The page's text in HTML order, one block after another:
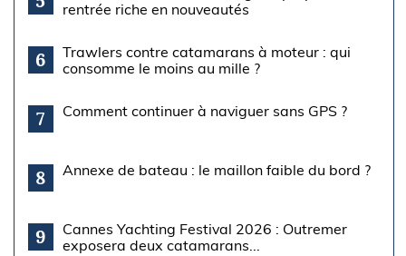
rentrée riche en nouveautés
6
Trawlers contre catamarans à moteur : qui
consomme le moins au mille ?
7 Comment continuer à naviguer sans GPS ?
8 Annexe de bateau : le maillon faible du bord ?
9
Cannes Yachting Festival 2026 : Outremer
exposera deux catamarans...